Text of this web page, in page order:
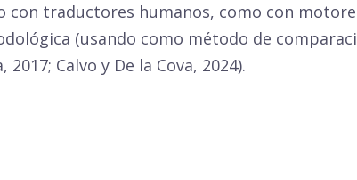
traductores humanos, como con
(usando como método de
Calvo y De la Cova, 2024).